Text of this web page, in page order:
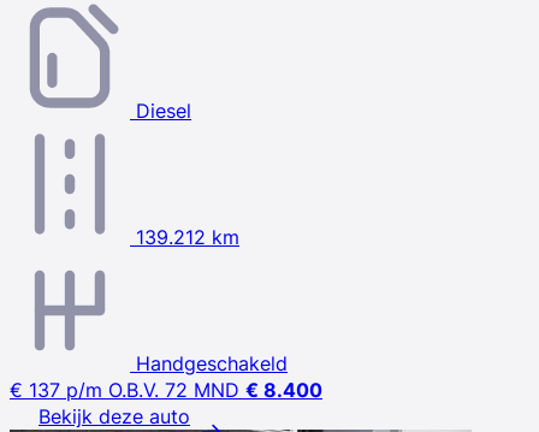
Diesel
139.212 km
Handgeschakeld
€ 137 p/m O.B.V. 72 MND € 8.400
Bekijk deze auto